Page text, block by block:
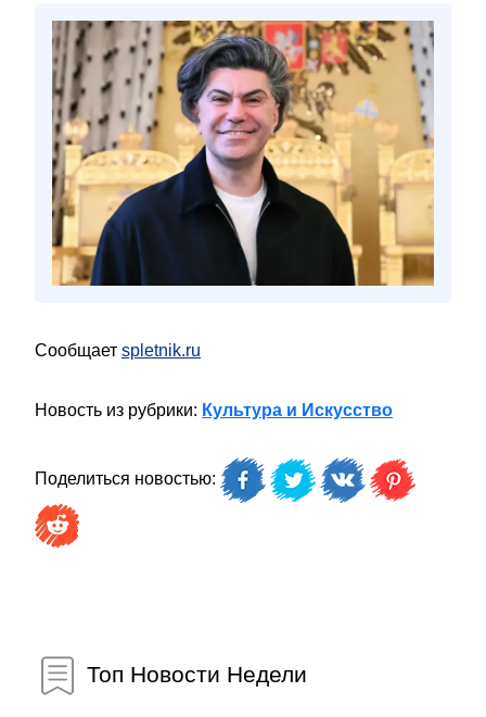
Сообщает spletnik.ru
Новость из рубрики: Культура и Искусство
Поделиться новостью:
Топ Новости Недели